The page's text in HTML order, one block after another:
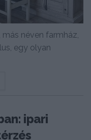
néven farmház,
egy olyan
ipari